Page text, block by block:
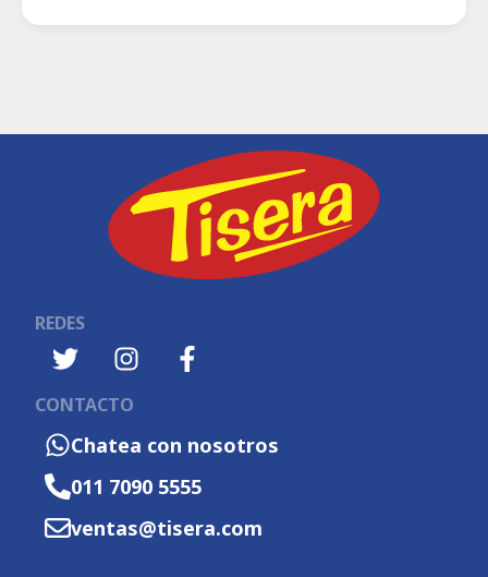
REDES
CONTACTO
Chatea con nosotros
011 7090 5555
ventas@tisera.com